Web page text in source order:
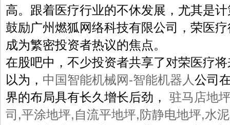
高。跟着医疗行业的不休发展，尤其是
鼓励广州燃狐网络科技有限公司，荣医
成为繁密投资者热议的焦点。
在股吧中，不少投资者共享了对荣医疗
以为， 中国智能机械网-智能机器人公司
界的布局具有长久增长后劲， 驻马店地
司,平涂地坪,自流平地坪,防静电地坪,水